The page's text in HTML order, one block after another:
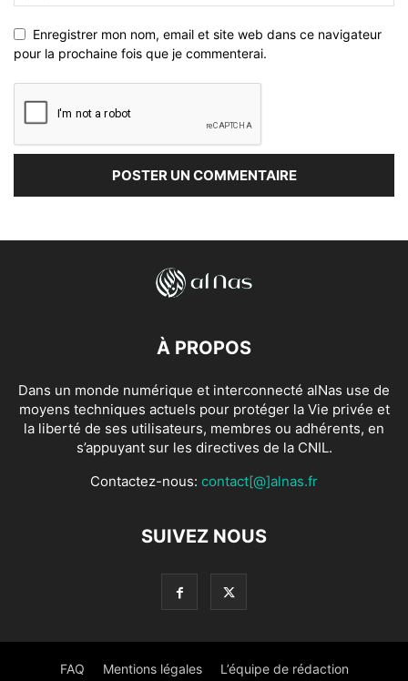
Enregistrer mon nom, email et site web dans ce navigateur
pour la prochaine fois que je commenterai.
À PROPOS
Dans un monde numérique et interconnecté alNas use de
moyens techniques actuels pour protéger la Vie privée et
la liberté de ses utilisateurs, membres ou adhérents, en
s’appuyant sur les directives de la CNIL.
Contactez-nous: contact[@]alnas.fr
SUIVEZ NOUS
FAQ Mentions légales L’équipe de rédaction